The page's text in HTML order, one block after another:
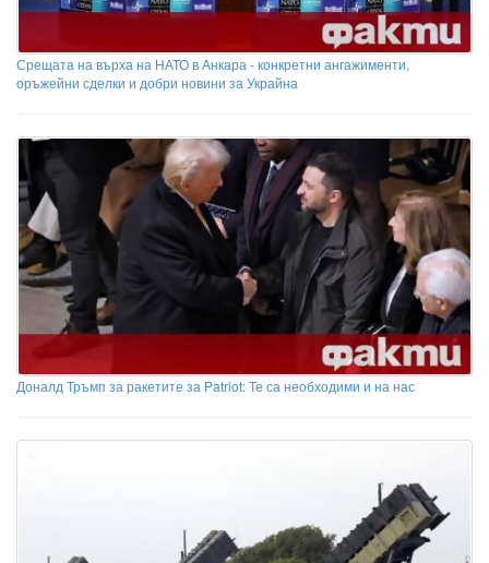
Срещата на върха на НАТО в Анкара - конкретни ангажименти,
оръжейни сделки и добри новини за Украйна
Доналд Тръмп за ракетите за Patriot: Те са необходими и на нас